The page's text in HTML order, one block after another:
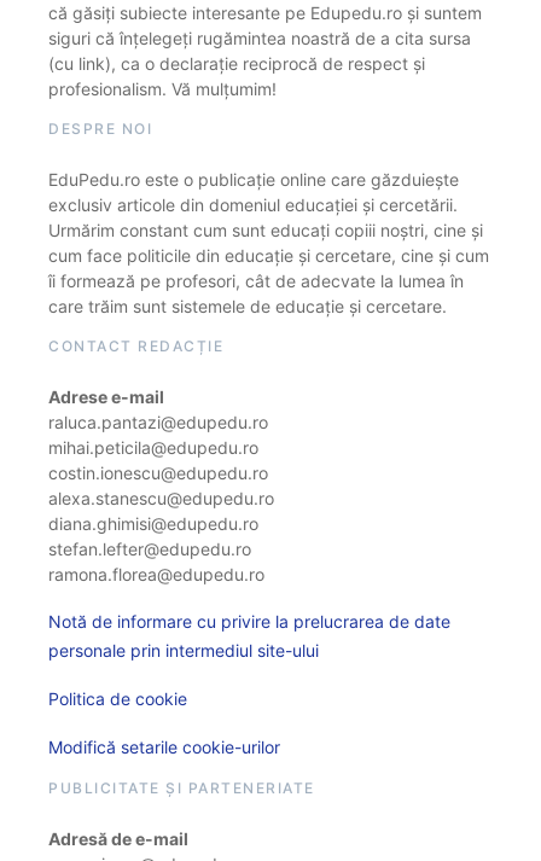
că găsiți subiecte interesante pe Edupedu.ro și suntem
siguri că înțelegeți rugămintea noastră de a cita sursa
(cu link), ca o declarație reciprocă de respect și
profesionalism. Vă mulțumim!
DESPRE NOI
EduPedu.ro este o publicație online care găzduiește
exclusiv articole din domeniul educației și cercetării.
Urmărim constant cum sunt educați copiii noștri, cine și
cum face politicile din educație și cercetare, cine și cum
îi formează pe profesori, cât de adecvate la lumea în
care trăim sunt sistemele de educație și cercetare.
CONTACT REDACȚIE
Adrese e-mail
raluca.pantazi@edupedu.ro
mihai.peticila@edupedu.ro
costin.ionescu@edupedu.ro
alexa.stanescu@edupedu.ro
diana.ghimisi@edupedu.ro
stefan.lefter@edupedu.ro
ramona.florea@edupedu.ro
Notă de informare cu privire la prelucrarea de date
personale prin intermediul site-ului
Politica de cookie
Modifică setarile cookie-urilor
PUBLICITATE ȘI PARTENERIATE
Adresă de e-mail